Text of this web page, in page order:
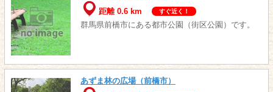
距離 0.6 km
すぐ近く！
群馬県前橋市にある都市公園（街区公園）です。
あずま林の広場（前橋市）